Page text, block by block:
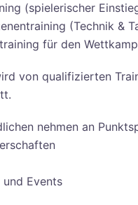
(spielerischer
(Technik &
für den
von qualifizierten
nehmen an
Events